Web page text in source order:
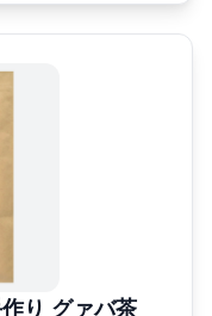
り グァバ茶